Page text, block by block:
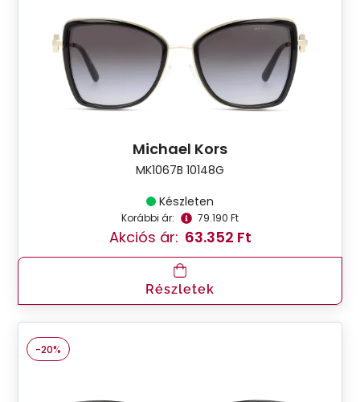
Michael Kors
MK1067B 10148G
Készleten
Korábbi ár: 79.190 Ft
Akciós ár: 63.352 Ft
Részletek
-20%